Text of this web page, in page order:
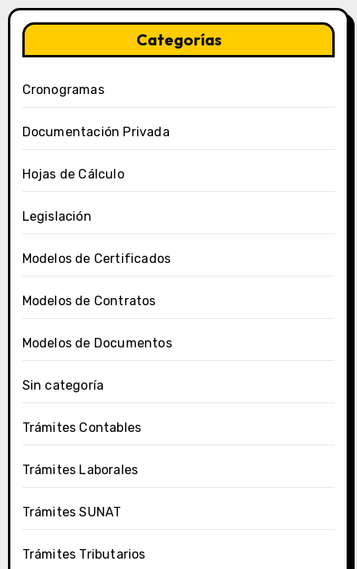
Categorías
Cronogramas
Documentación Privada
Hojas de Cálculo
Legislación
Modelos de Certificados
Modelos de Contratos
Modelos de Documentos
Sin categoría
Trámites Contables
Trámites Laborales
Trámites SUNAT
Trámites Tributarios